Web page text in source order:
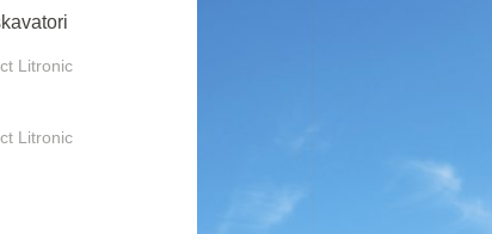
Litronic
Litronic